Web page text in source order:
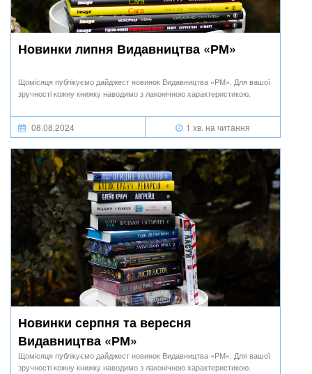
Новинки липня Видавництва «РМ»
Щомісяця публікуємо дайджест новинок Видавництва «РМ». Для вашої
зручності кожну книжку наводимо з лаконічною характеристикою.
08.08.2024 1 хв. на читання
Новинки серпня та вересня
Видавництва «РМ»
Щомісяця публікуємо дайджест новинок Видавництва «РМ». Для вашої
зручності кожну книжку наводимо з лаконічною характеристикою.